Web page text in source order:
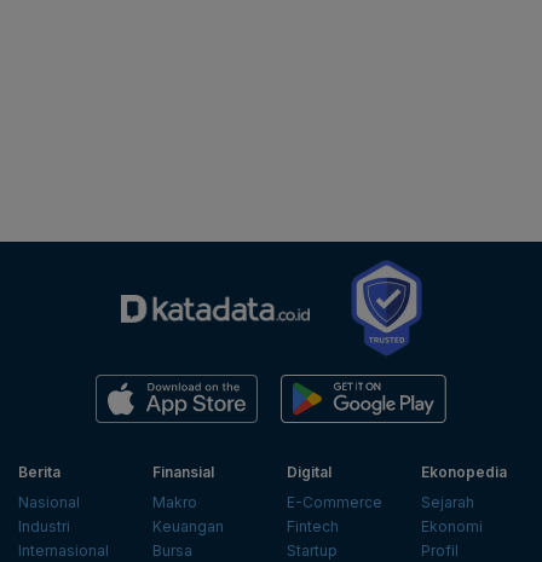
Berita
Nasional
Industri
Internasional
Finansial
Makro
Keuangan
Bursa
Digital
E-Commerce
Fintech
Startup
Ekonopedia
Sejarah
Ekonomi
Profil